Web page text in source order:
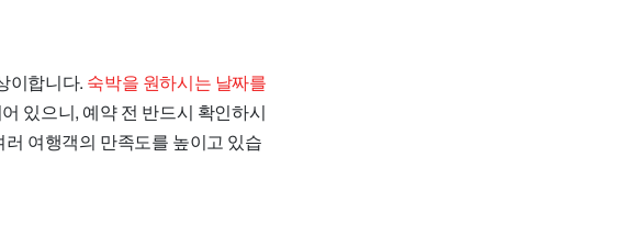
이합니다. 숙박을 원하시는 날짜를
있으니, 예약 전 반드시 확인하시
여행객의 만족도를 높이고 있습